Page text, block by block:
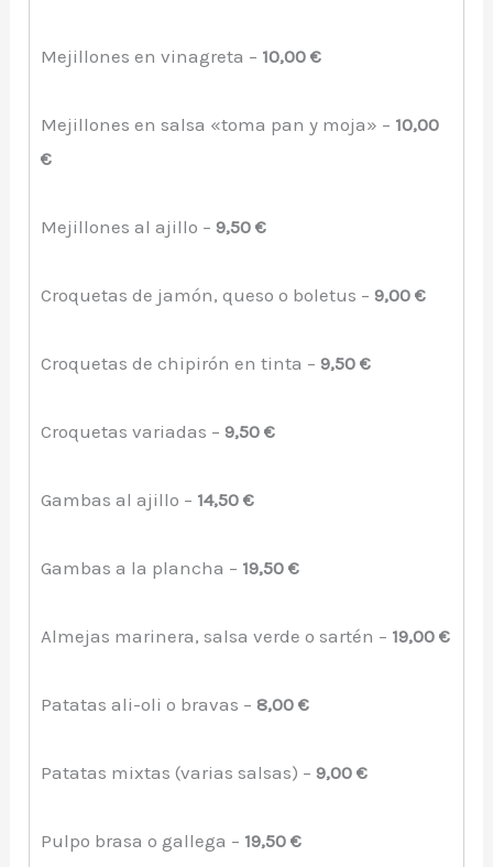
Mejillones en vinagreta – 10,00 €
Mejillones en salsa «toma pan y moja» – 10,00
€
Mejillones al ajillo –9,50 €
Croquetas de jamón, queso o boletus –9,00 €
Croquetas de chipirón en tinta –9,50 €
Croquetas variadas –9,50 €
Gambas al ajillo – 14,50 €
Gambas a la plancha – 19,50 €
Almejas marinera, salsa verde o sartén – 19,00 €
Patatas ali-oli o bravas –8,00 €
Patatas mixtas (varias salsas) –9,00 €
Pulpo brasa o gallega – 19,50 €